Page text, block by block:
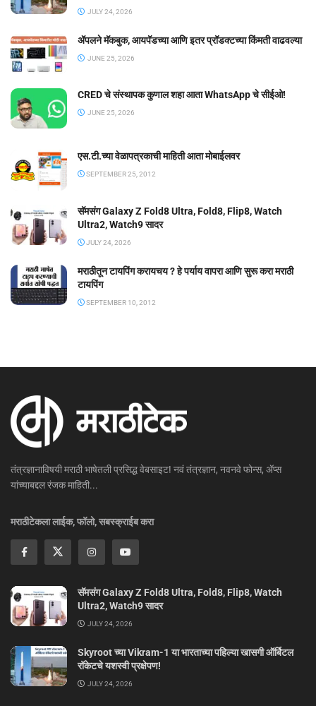
JULY 24, 2026
ॲपलने मॅकबुक, आयपॅडच्या आणि इतर प्रॉडक्टच्या किंमती वाढवल्या
JUNE 25, 2026
CRED चे संस्थापक कुणाल शहा आता WhatsApp चे सीईओ!
JUNE 25, 2026
एस.टी.च्या वेळापत्रकाची माहिती आता मोबाईलवर
SEPTEMBER 25, 2012
सॅमसंग Galaxy Z Fold8 Ultra, Fold8, Flip8, Watch
Ultra2, Watch9 सादर
JULY 24, 2026
मराठीतून टायपिंग करायचय ? हे पर्याय वापरा आणि सुरू करा मराठी
टायपिंग
SEPTEMBER 10, 2012
तंत्रज्ञानाविषयी मराठी भाषेतली प्रसिद्ध वेबसाइट! नवं तंत्रज्ञान, नवनवे फोन्स, ॲप्स
यांच्याबद्दल रंजक माहिती...
मराठीटेकला लाईक, फॉलो, सबस्क्राईब करा
सॅमसंग Galaxy Z Fold8 Ultra, Fold8, Flip8, Watch
Ultra2, Watch9 सादर
JULY 24, 2026
Skyroot च्या Vikram-1 या भारताच्या पहिल्या खासगी ऑर्बिटल
रॉकेटचे यशस्वी प्रक्षेपण!
JULY 24, 2026